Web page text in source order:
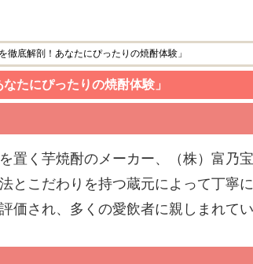
徹底解剖！あなたにぴったりの焼酎体験」
たにぴったりの焼酎体験」
置く芋焼酎のメーカー、（株）富乃
とこだわりを持つ蔵元によって丁寧
価され、多くの愛飲者に親しまれてい